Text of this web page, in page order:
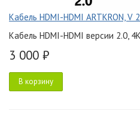
Кабель HDMI-HDMI ARTKRON, V
Кабель HDMI-HDMI версии 2.0,
3 000 ₽
В корзину